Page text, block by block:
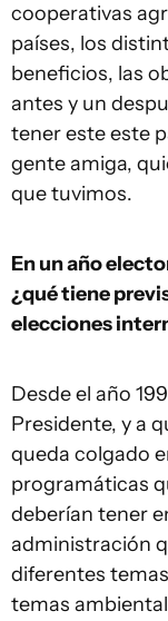
cooperativas
países, los
beneficios, las
antes y un
tener este este
gente amiga,
que tuvimos.
En un año
¿qué tiene
elecciones
Desde el año
Presidente, y a
queda colgado
programáticas
deberían tener
administración
diferentes
temas